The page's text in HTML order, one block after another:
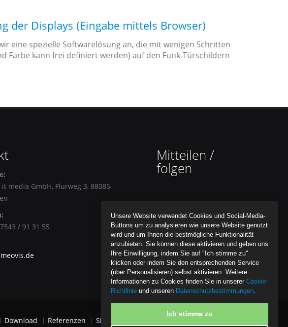
der Displays (Eingabe mittels Browser)
eine spezielle Softwarelösung an, die mit wenigen Schritten
Farbe kann frei definiert werden) auf den Funk-Türschildern
media GmbH, Flurweg 3, 88085
/ 91 31 55
Mitteilen /
folgen
Download Referenzen Sitemap
Unsere Website verwendet Cookies und Social-Media-
Buttons um zu analysieren wie unsere Website genutzt
wird und um Ihnen die bestmögliche Funktionalität
anzubieten. Sie können diese aktivieren und geben uns
Ihre Einwilligung, indem Sie auf "Ich stimme zu"
klicken oder indem Sie den entsprechenden Service
(über Personalisieren) selbst aktivieren. Weitere
Informationen zu Cookies finden Sie in unserer Cookie-
Richtlinie und unseren Datenschutzbestimmungen.
Ich stimme zu